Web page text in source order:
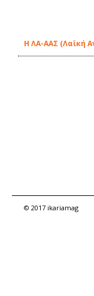
Η ΛΑ-ΑΑΣ (Λαϊκή
© 2017 ikariamag